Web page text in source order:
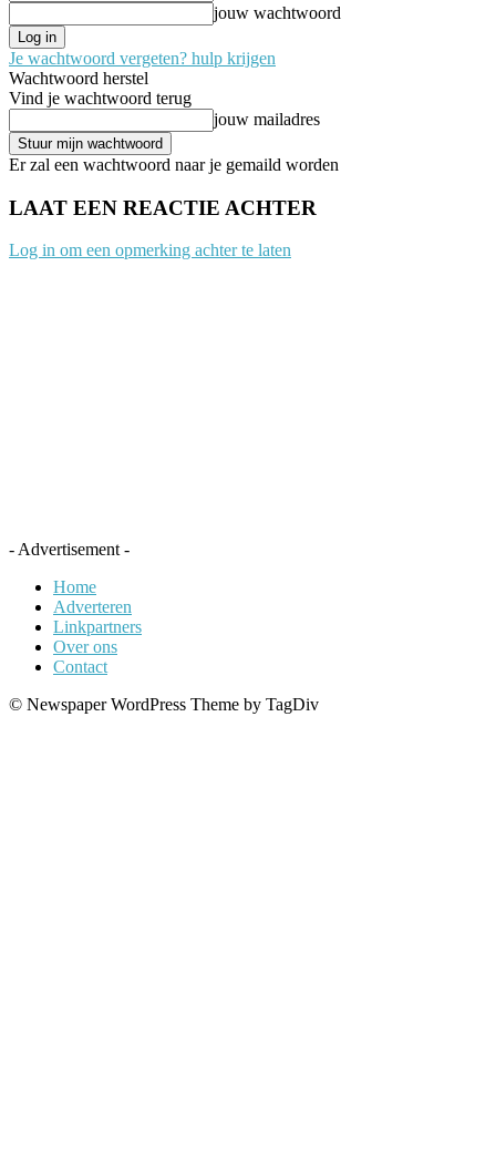
jouw wachtwoord
Je wachtwoord vergeten? hulp krijgen
Wachtwoord herstel
Vind je wachtwoord terug
jouw mailadres
Er zal een wachtwoord naar je gemaild worden
LAAT EEN REACTIE ACHTER
Log in om een opmerking achter te laten
- Advertisement -
Home
Adverteren
Linkpartners
Over ons
Contact
© Newspaper WordPress Theme by TagDiv